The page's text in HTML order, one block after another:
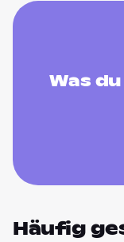
Was
Häufig